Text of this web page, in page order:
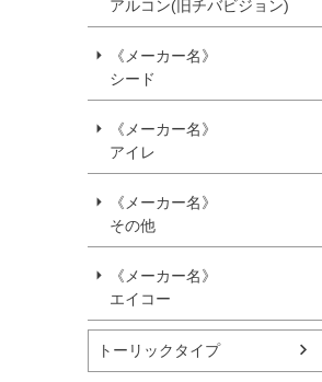
アルコン(旧チバビジョン)
《メーカー名》
シード
《メーカー名》
アイレ
《メーカー名》
その他
《メーカー名》
エイコー
トーリックタイプ